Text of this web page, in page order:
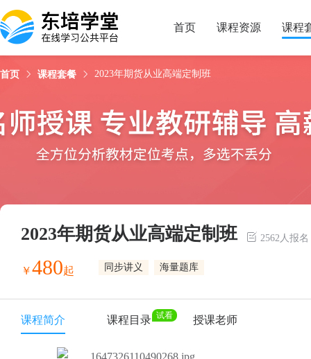
首页 课程资源 课程
首页 课程套餐 2023年期货从业高端定制班
2023年期货从业高端定制班 2562人报名
￥480起 同步讲义 海量题库
课程简介 课程目录
课程简介 课程目录 试看 授课老师